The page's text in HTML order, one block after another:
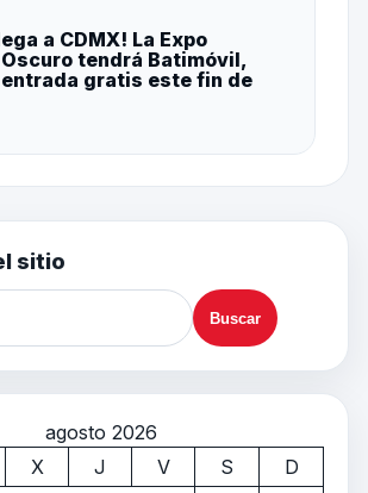
a CDMX! La Expo
tendrá Batimóvil,
gratis este fin de
sitio
agosto 2026
X J V S
D